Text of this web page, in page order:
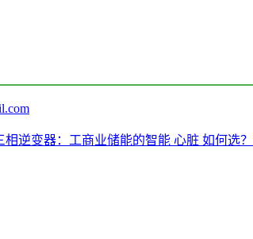
相逆变器：工商业储能的智能 心脏 如何选？